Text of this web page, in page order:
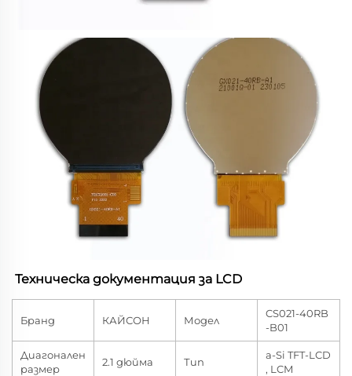
Техническа документация за LCD
Бранд КАЙСОН Модел
CS021-40RB
-B01
Диагонален
размер
2.1 дюйма Тип
a-Si TFT-LCD
, LCM